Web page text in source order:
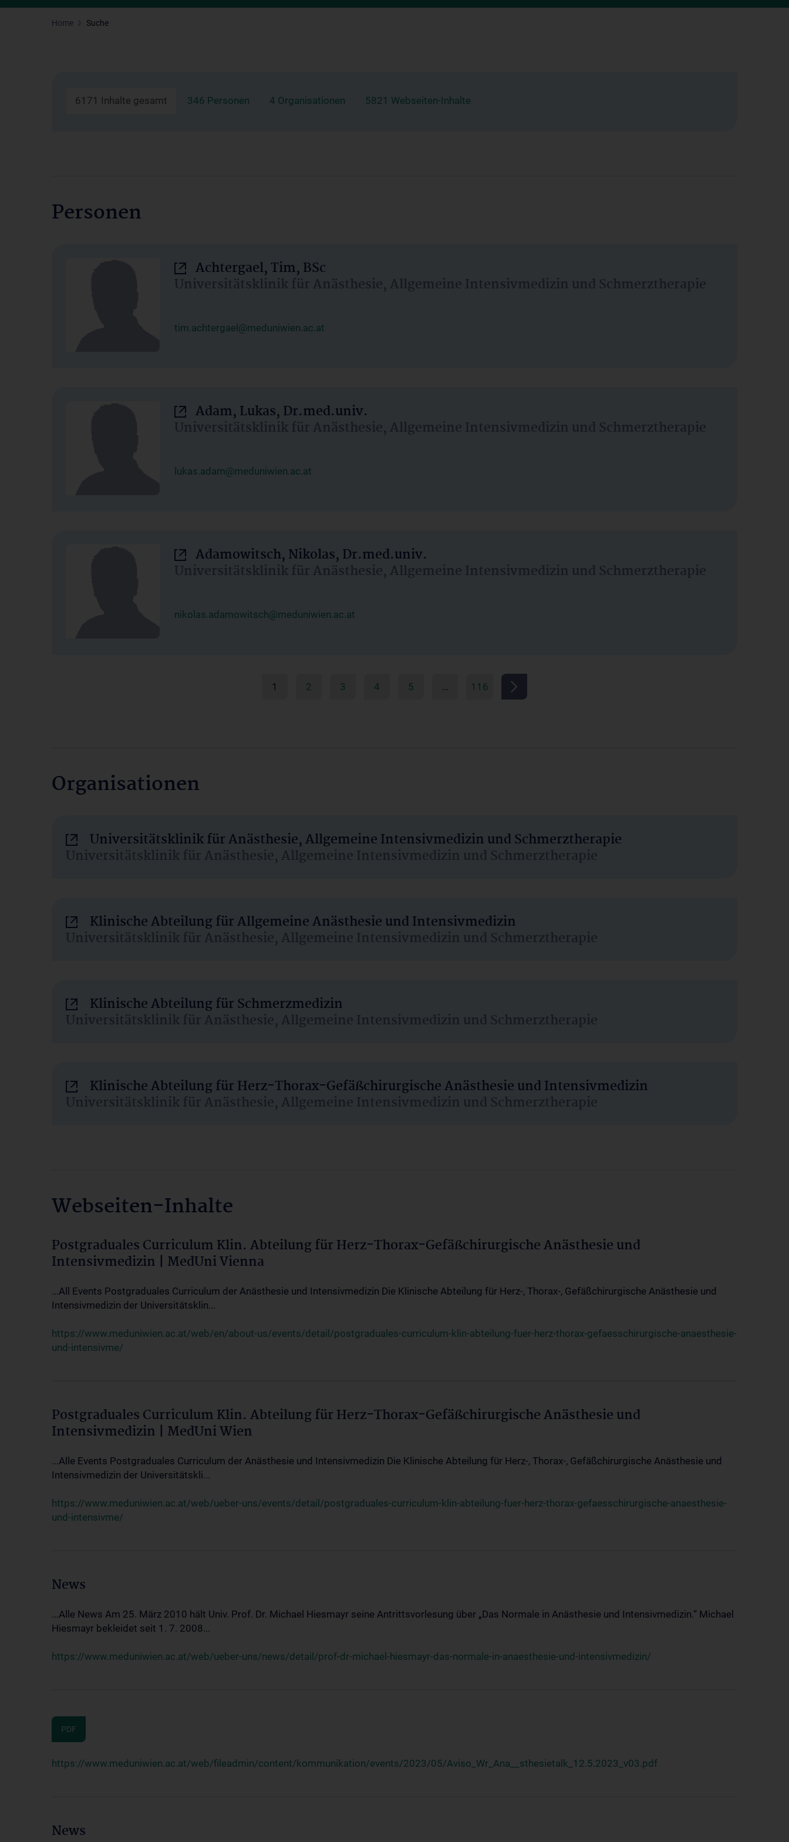
Home Suche
6171 Inhalte gesamt 346 Personen 4 Organisationen 5821 Webseiten-Inhalte
Personen
Achtergael, Tim, BSc
Universitätsklinik für Anästhesie, Allgemeine Intensivmedizin und Schmerztherapie
tim.achtergael@meduniwien.ac.at
Adam, Lukas, Dr.med.univ.
Universitätsklinik für Anästhesie, Allgemeine Intensivmedizin und Schmerztherapie
lukas.adam@meduniwien.ac.at
Adamowitsch, Nikolas, Dr.med.univ.
Universitätsklinik für Anästhesie, Allgemeine Intensivmedizin und Schmerztherapie
nikolas.adamowitsch@meduniwien.ac.at
1 2 3 4 5 … 116
Organisationen
Universitätsklinik für Anästhesie, Allgemeine Intensivmedizin und Schmerztherapie
Universitätsklinik für Anästhesie, Allgemeine Intensivmedizin und Schmerztherapie
Klinische Abteilung für Allgemeine Anästhesie und Intensivmedizin
Universitätsklinik für Anästhesie, Allgemeine Intensivmedizin und Schmerztherapie
Klinische Abteilung für Schmerzmedizin
Universitätsklinik für Anästhesie, Allgemeine Intensivmedizin und Schmerztherapie
Klinische Abteilung für Herz-Thorax-Gefäßchirurgische Anästhesie und Intensivmedizin
Universitätsklinik für Anästhesie, Allgemeine Intensivmedizin und Schmerztherapie
Webseiten-Inhalte
Postgraduales Curriculum Klin. Abteilung für Herz-Thorax-Gefäßchirurgische Anästhesie und
Intensivmedizin | MedUni Vienna
...All Events Postgraduales Curriculum der Anästhesie und Intensivmedizin Die Klinische Abteilung für Herz-, Thorax-, Gefäßchirurgische Anästhesie und
Intensivmedizin der Universitätsklin...
https://www.meduniwien.ac.at/web/en/about-us/events/detail/postgraduales-curriculum-klin-abteilung-fuer-herz-thorax-gefaesschirurgische-anaesthesie-
und-intensivme/
Postgraduales Curriculum Klin. Abteilung für Herz-Thorax-Gefäßchirurgische Anästhesie und
Intensivmedizin | MedUni Wien
...Alle Events Postgraduales Curriculum der Anästhesie und Intensivmedizin Die Klinische Abteilung für Herz-, Thorax-, Gefäßchirurgische Anästhesie und
Intensivmedizin der Universitätskli...
https://www.meduniwien.ac.at/web/ueber-uns/events/detail/postgraduales-curriculum-klin-abteilung-fuer-herz-thorax-gefaesschirurgische-anaesthesie-
und-intensivme/
News
...Alle News Am 25. März 2010 hält Univ. Prof. Dr. Michael Hiesmayr seine Antrittsvorlesung über „Das Normale in Anästhesie und Intensivmedizin.“ Michael
Hiesmayr bekleidet seit 1. 7. 2008...
https://www.meduniwien.ac.at/web/ueber-uns/news/detail/prof-dr-michael-hiesmayr-das-normale-in-anaesthesie-und-intensivmedizin/
PDF
https://www.meduniwien.ac.at/web/fileadmin/content/kommunikation/events/2023/05/Aviso_Wr_Ana__sthesietalk_12.5.2023_v03.pdf
News